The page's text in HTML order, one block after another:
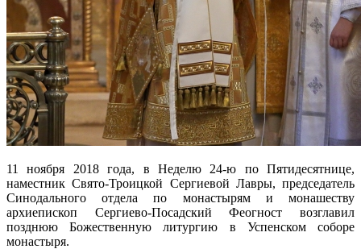
11 ноября 2018 года, в Неделю 24-ю по Пятидесятнице,
наместник Свято-Троицкой Сергиевой Лавры, председатель
Синодального отдела по монастырям и монашеству
архиепископ Сергиево-Посадский Феогност возглавил
позднюю Божественную литургию в Успенском соборе
монастыря.